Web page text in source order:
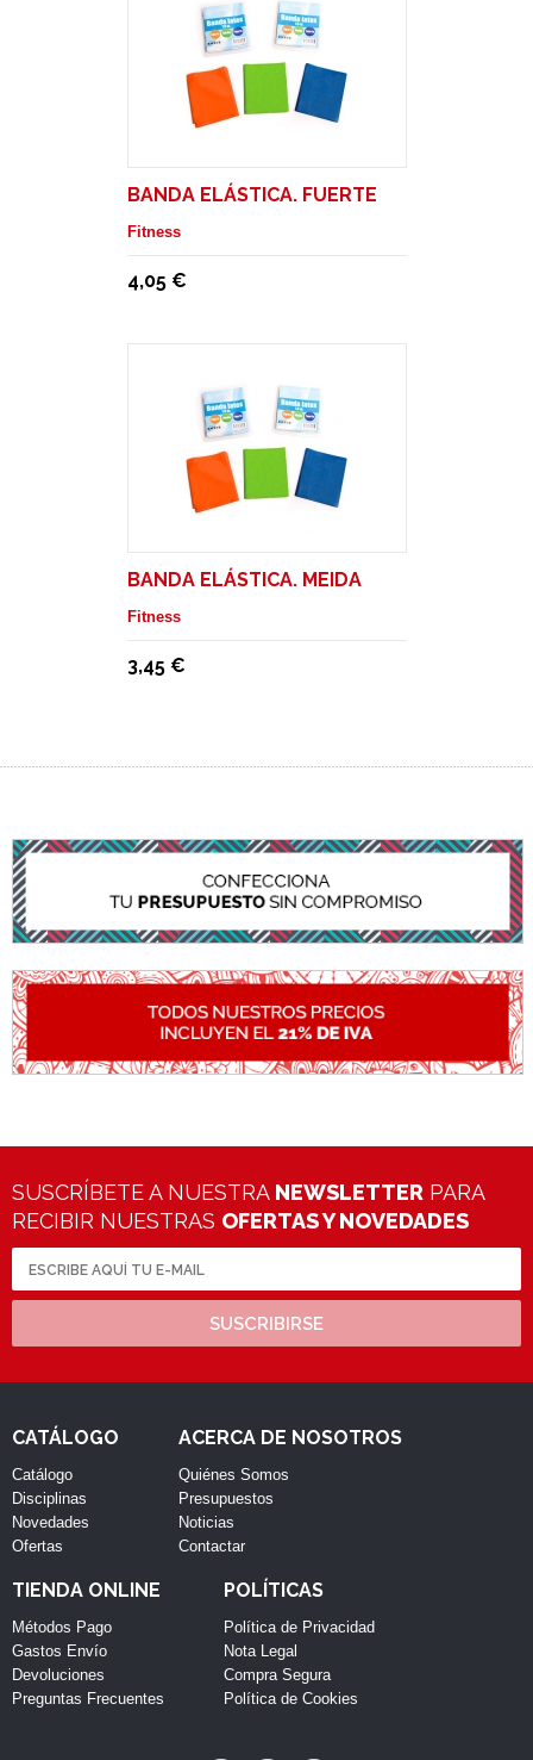
BANDA ELÁSTICA. FUERTE
Fitness
4,05 €
BANDA ELÁSTICA. MEIDA
Fitness
3,45 €
SUSCRÍBETE A NUESTRA NEWSLETTER PARA
RECIBIR NUESTRAS OFERTAS Y NOVEDADES
SUSCRIBIRSE
CATÁLOGO
Catálogo
Disciplinas
Novedades
Ofertas
ACERCA DE NOSOTROS
Quiénes Somos
Presupuestos
Noticias
Contactar
TIENDA ONLINE
Métodos Pago
Gastos Envío
Devoluciones
Preguntas Frecuentes
POLÍTICAS
Política de Privacidad
Nota Legal
Compra Segura
Política de Cookies